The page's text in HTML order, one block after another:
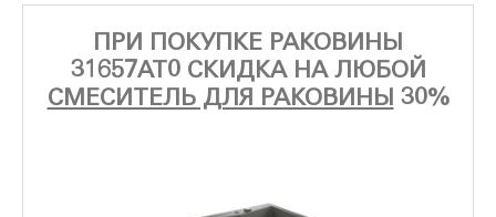
ПРИ ПОКУПКЕ РАКОВИНЫ
31657AT0 СКИДКА НА ЛЮБОЙ
СМЕСИТЕЛЬ ДЛЯ РАКОВИНЫ 30%